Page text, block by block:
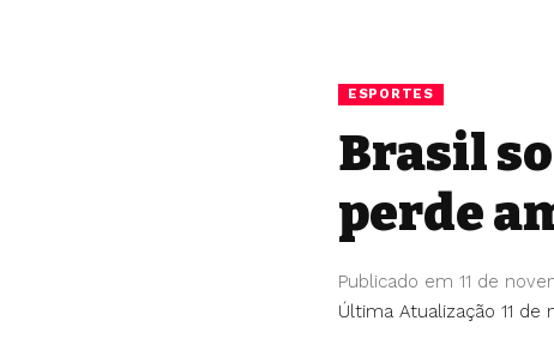
ESPORTES
Brasil
perde
Última Atualização 11 de
Publicado em 11 de